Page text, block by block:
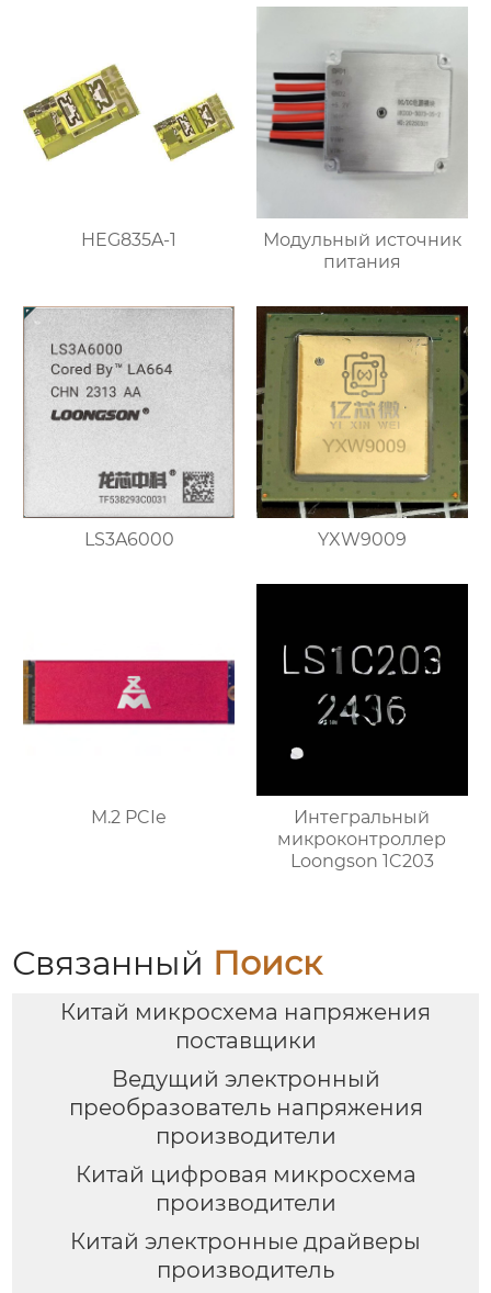
HEG835A-1
Модульный источник
питания
LS3A6000 YXW9009
M.2 PCIe
Интегральный
микроконтроллер
Loongson 1C203
Связанный Поиск
Китай микросхема напряжения
поставщики
Ведущий электронный
преобразователь напряжения
производители
Китай цифровая микросхема
производители
Китай электронные драйверы
производитель